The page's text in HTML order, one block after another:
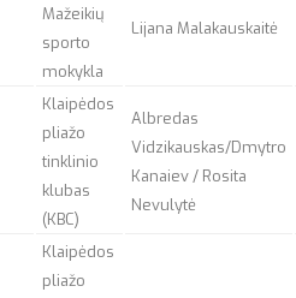
Mažeikių
sporto
mokykla
Lijana Malakauskaitė
Klaipėdos
pliažo
tinklinio
klubas
(KBC)
Albredas
Vidzikauskas/Dmytro
Kanaiev / Rosita
Nevulytė
Klaipėdos
pliažo